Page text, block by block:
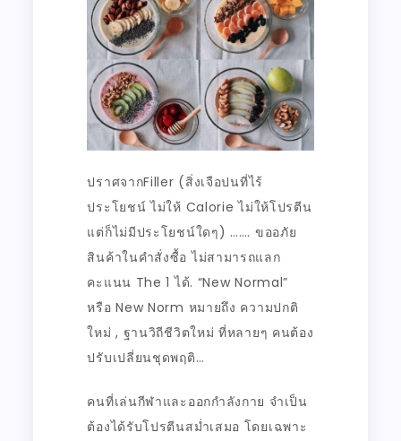
ปราศจากFiller (สิ่งเจือปนที่ไร้
ประโยชน์ ไม่ให้ Calorie ไม่ให้โปรตีน
แต่ก็ไม่มีประโยชน์ใดๆ) ……. ขออภัย
สินค้าในคำสั่งซื้อ ไม่สามารถแลก
คะแนน The 1 ได้. “New Normal”
หรือ New Norm หมายถึง ความปกติ
ใหม่ , ฐานวิถีชีวิตใหม่ ที่หลายๆ คนต้อง
ปรับเปลี่ยนชุดพฤติ…
คนที่เล่นกีฬาและออกกำลังกาย จำเป็น
ต้องได้รับโปรตีนสม่ำเสมอ โดยเฉพาะ